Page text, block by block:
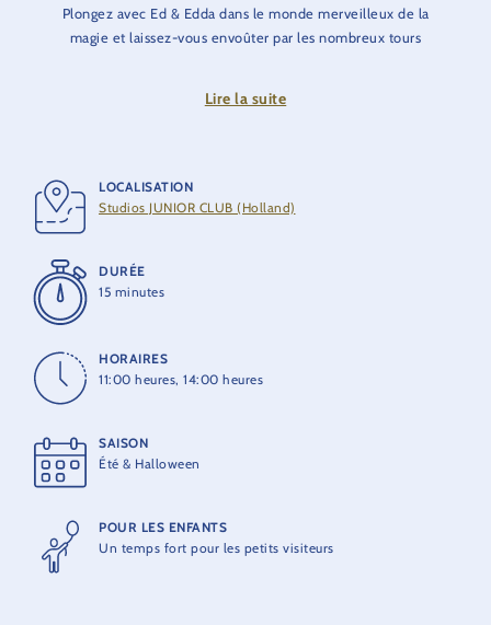
Plongez avec Ed & Edda dans le monde merveilleux de la
magie et laissez-vous envoûter par les nombreux tours
personnes sujettes à l’hypersensibilité à la lumière.
Lire la suite
LOCALISATION
Studios JUNIOR CLUB (Holland)
DURÉE
15 minutes
HORAIRES
11:00 heures, 14:00 heures
SAISON
Été & Halloween
POUR LES ENFANTS
Un temps fort pour les petits visiteurs